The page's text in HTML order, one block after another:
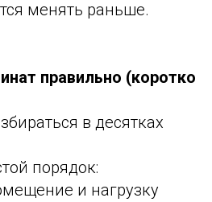
менять раньше.
правильно (коротко
в десятках
порядок:
и нагрузку